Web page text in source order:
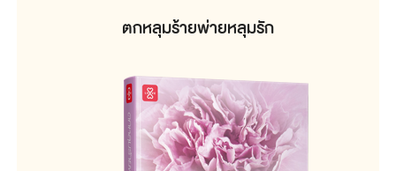
ตกหลุมร้ายพ่ายหลุมรัก